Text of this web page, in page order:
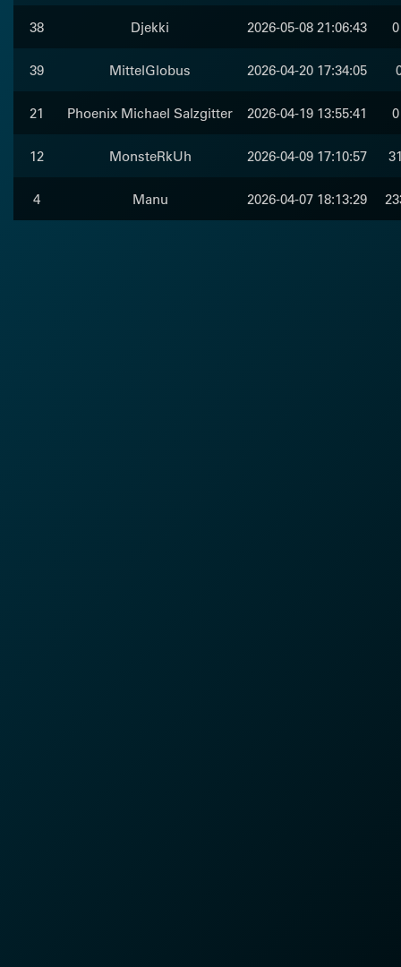
38 Djekki 2026-05-08 21:06:43
39 MittelGlobus 2026-04-20 17:34:05
21 Phoenix Michael Salzgitter 2026-04-19 13:55:41
12 MonsteRkUh 2026-04-09 17:10:57
4 Manu 2026-04-07 18:13:29